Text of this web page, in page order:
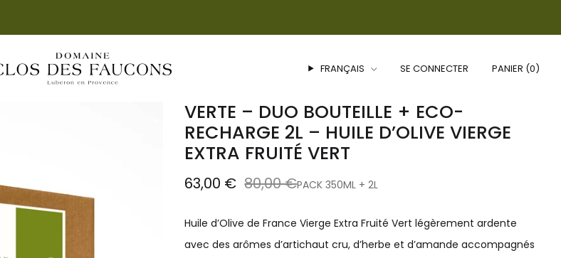
FRANÇAIS SE CONNECTER PANIER (0)
VERTE – DUO BOUTEILLE + ECO-
RECHARGE 2L – HUILE D’OLIVE VIERGE
EXTRA FRUITÉ VERT
Prix
63,00 € Prix
80,00 €PACK 350ML + 2L
Huile d’Olive de France Vierge Extra Fruité Vert légèrement ardente
avec des arômes d’artichaut cru, d’herbe et d’amande accompagnés